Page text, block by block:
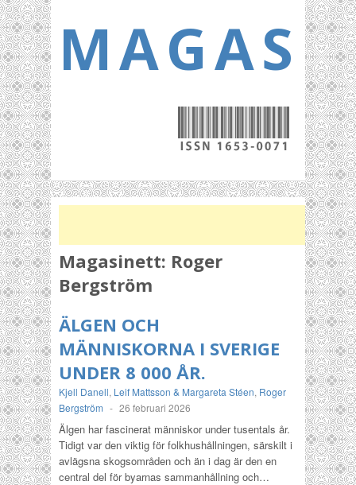
Magasinett: Roger
Bergström
ÄLGEN OCH
MÄNNISKORNA I SVERIGE
UNDER 8 000 ÅR.
Kjell Danell, Leif Mattsson & Margareta Stéen, Roger
Bergström - 26 februari 2026
Älgen har fascinerat människor under tusentals år.
Tidigt var den viktig för folkhushållningen, särskilt i
avlägsna skogsområden och än i dag är den en
central del för byarnas sammanhållning och…